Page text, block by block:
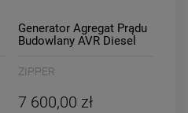
Generator Agregat Prądu
Budowlany AVR Diesel
ZIPPER
7 600,00 zł